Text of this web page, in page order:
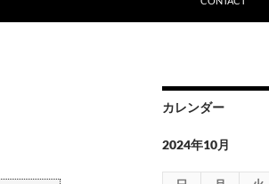
カレンダー
2024年10月